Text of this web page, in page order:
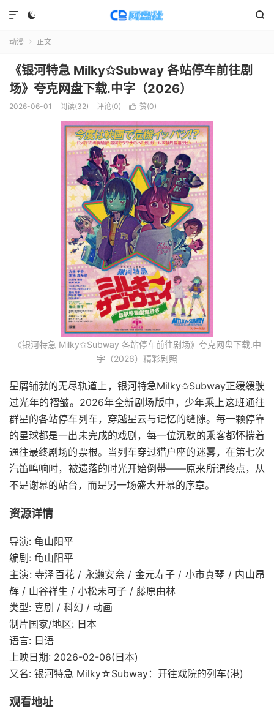
 

动漫  正文
《银河特急 Milky✩Subway 各站停车前往剧
场》夸克网盘下载.中字（2026）
2026-06-01 阅读(32) 评论(0)  赞(0)
《银河特急 Milky✩Subway 各站停车前往剧场》夸克网盘下载.中
字（2026）精彩剧照
星屑铺就的无尽轨道上，银河特急Milky✩Subway正缓缓驶
过光年的褶皱。2026年全新剧场版中，少年乘上这班通往
群星的各站停车列车，穿越星云与记忆的缝隙。每一颗停靠
的星球都是一出未完成的戏剧，每一位沉默的乘客都怀揣着
通往最终剧场的票根。当列车穿过猎户座的迷雾，在第七次
汽笛鸣响时，被遗落的时光开始倒带——原来所谓终点，从
不是谢幕的站台，而是另一场盛大开幕的序章。
资源详情
导演: 龟山阳平
编剧: 龟山阳平
主演: 寺泽百花 / 永濑安奈 / 金元寿子 / 小市真琴 / 内山昂
辉 / 山谷祥生 / 小松未可子 / 藤原由林
类型: 喜剧 / 科幻 / 动画
制片国家/地区: 日本
语言: 日语
上映日期: 2026-02-06(日本)
又名: 银河特急 Milky☆Subway：开往戏院的列车(港)
观看地址